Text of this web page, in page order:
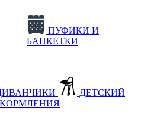
ПУФИКИ И
БАНКЕТКИ
ДЕТСКИЙ
КОРМЛЕНИЯ